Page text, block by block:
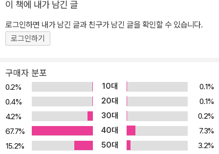
별하여 소개함으로써 예비 중학생들이 작품을 폭넓게 살펴본 후 문학
에 대한 자신감을 가지고 진학할 수 있도록 도왔다. 새 교과서 적용 시
기에 맞춰 ‘국어 한 권: 중2’는 2025년에, ‘국어 한 권: 중3’은 2026
학·비문학 각 한 권에 담아 손쉽게 모아 읽을 수 있도록 하였다. ② 성
취기준에 따른 목차: 같은 성취기준 아래의 다양한 작품을 갈래별·개
념별로 제시해 자연스럽게 성취기준이 교과서에 적용되는 흐름을 익
힐 수 있도록 하였다. ③ 2022 개정 교과서 집필진의 친절한 안내: 교
과 개념이 생소한 독자를 위해 새 교과서를 집필한 현직 교사들이 각
부의 시작과 끝, 작품의 시작에 친절한 설명 글을 덧붙였다. ④ 독해력
이 책에 내가 남긴 글
로그인하면 내가 남긴 글과 친구가 남긴 글을 확인할 수 있습니다.
로그인하기
구매자 분포
0.2% 10대
0.1%
0.4%
20대
0.1%
4.2%
30대
0.2%
67.7%
40대
7.3%
15.2%
50대
3.2%